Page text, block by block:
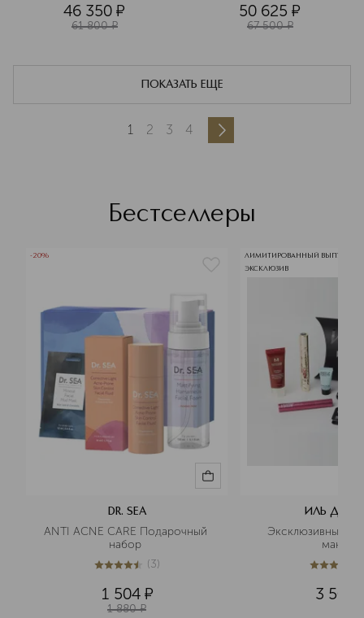
46 350 ¤
61 800 ¤
50 625 ¤
67 500 ¤
ПОКАЗАТЬ ЕЩЕ
1 2 3 4
Бестселлеры
-20%
DR. SEA
ANTI ACNE CARE Подарочный
4.4из53 (3)
1 504 ¤
1 880 ¤
ЛИМИТИРОВАННЫЙ ВЫПУСК
ЭКСКЛЮЗИВ
ИЛЬ ДЕ
Эксклюзивный
макияж
5из 51
3 500